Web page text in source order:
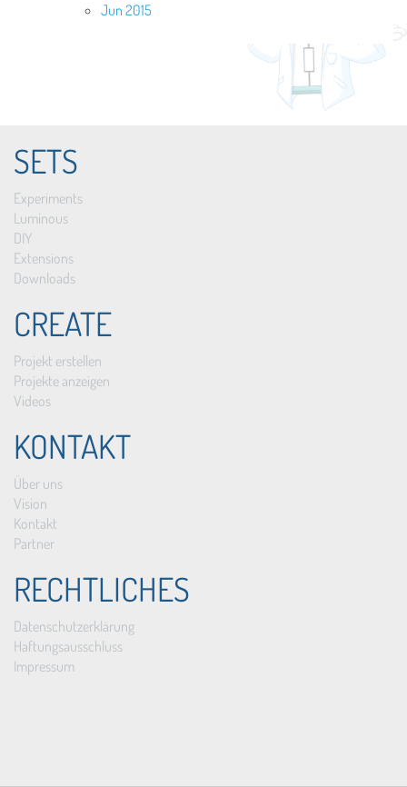
Jun 2015
SETS
Experiments
Luminous
DIY
Extensions
Downloads
CREATE
Projekt erstellen
Projekte anzeigen
Videos
KONTAKT
Über uns
Vision
Kontakt
Partner
RECHTLICHES
Datenschutzerklärung
Haftungsausschluss
Impressum